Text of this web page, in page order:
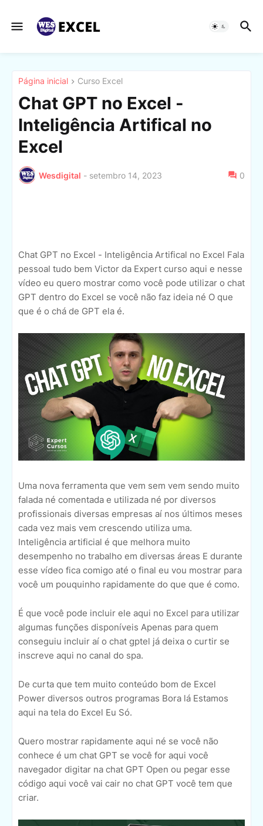
Página inicial Curso Excel
Chat GPT no Excel -
Inteligência Artifical no
Excel
Wesdigital - setembro 14, 2023 0
Chat GPT no Excel - Inteligência Artifical no Excel Fala
pessoal tudo bem Victor da Expert curso aqui e nesse
vídeo eu quero mostrar como você pode utilizar o chat
GPT dentro do Excel se você não faz ideia né O que
que é o chá de GPT ela é.
Uma nova ferramenta que vem sem vem sendo muito
falada né comentada e utilizada né por diversos
profissionais diversas empresas aí nos últimos meses
cada vez mais vem crescendo utiliza uma.
Inteligência artificial é que melhora muito
desempenho no trabalho em diversas áreas E durante
esse vídeo fica comigo até o final eu vou mostrar para
você um pouquinho rapidamente do que que é como.
É que você pode incluir ele aqui no Excel para utilizar
algumas funções disponíveis Apenas para quem
conseguiu incluir aí o chat gptel já deixa o curtir se
inscreve aqui no canal do spa.
De curta que tem muito conteúdo bom de Excel
Power diversos outros programas Bora lá Estamos
aqui na tela do Excel Eu Só.
Quero mostrar rapidamente aqui né se você não
conhece é um chat GPT se você for aqui você
navegador digitar na chat GPT Open ou pegar esse
código aqui você vai cair no chat GPT você tem que
criar.